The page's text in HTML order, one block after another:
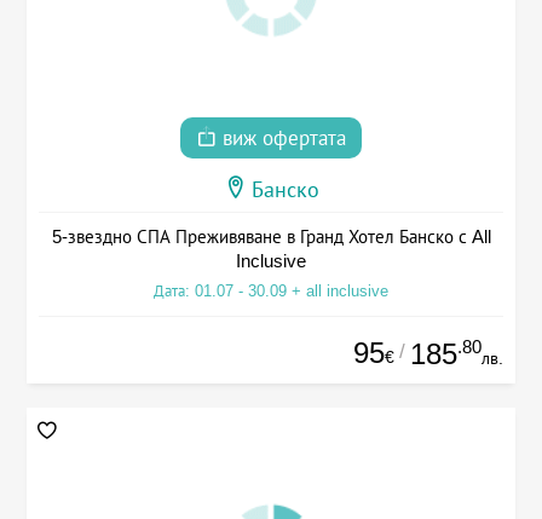
виж офертата
Банско
5-звездно СПА Преживяване в Гранд Хотел Банско с All
Inclusive
Дата: 01.07 - 30.09 + all inclusive
95€ / 185.80
лв.